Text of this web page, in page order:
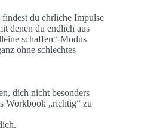
du ehrliche Impulse
denen du endlich aus
schaffen“-Modus
ohne schlechtes
dich nicht besonders
Workbook „richtig“ zu